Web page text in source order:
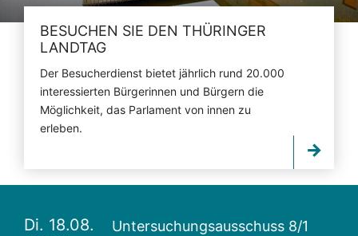
BESUCHEN SIE DEN THÜRINGER
LANDTAG
Der Besucherdienst bietet jährlich rund 20.000
interessierten Bürgerinnen und Bürgern die
Möglichkeit, das Parlament von innen zu
erleben.
Di. 18.08. Untersuchungsausschuss 8/1